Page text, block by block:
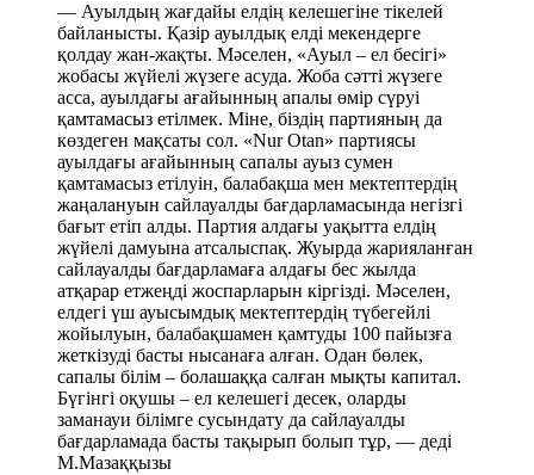
— Ауылдың жағдайы елдің келешегіне тікелей
байланысты. Қазір ауылдық елді мекендерге
қолдау жан-жақты. Мәселен, «Ауыл – ел бесігі»
жобасы жүйелі жүзеге асуда. Жоба сәтті жүзеге
асса, ауылдағы ағайынның апалы өмір сүруі
қамтамасыз етілмек. Міне, біздің партияның да
көздеген мақсаты сол. «Nur Otan» партиясы
ауылдағы ағайынның сапалы ауыз сумен
қамтамасыз етілуін, балабақша мен мектептердің
жаңалануын сайлауалды бағдарламасында негізгі
бағыт етіп алды. Партия алдағы уақытта елдің
жүйелі дамуына атсалыспақ. Жуырда жарияланған
сайлауалды бағдарламаға алдағы бес жылда
атқарар етжеңді жоспарларын кіргізді. Мәселен,
елдегі үш ауысымдық мектептердің түбегейлі
жойылуын, балабақшамен қамтуды 100 пайызға
жеткізуді басты нысанаға алған. Одан бөлек,
сапалы білім – болашаққа салған мықты капитал.
Бүгінгі оқушы – ел келешегі десек, оларды
заманауи білімге сусындату да сайлауалды
бағдарламада басты тақырып болып тұр, — деді
М.Мазаққызы